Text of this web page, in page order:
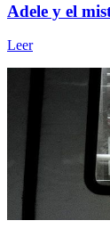
Adele y el
Leer